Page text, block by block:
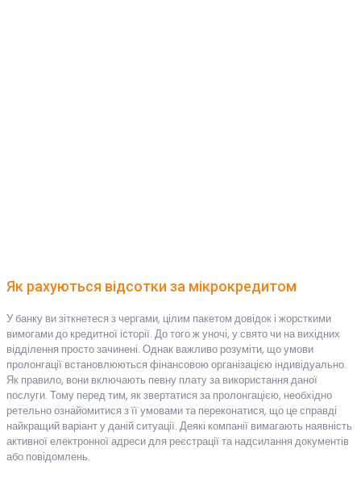
Як рахуються відсотки за мікрокредитом
У банку ви зіткнетеся з чергами, цілим пакетом довідок і жорсткими
вимогами до кредитної історії. До того ж уночі, у свято чи на вихідних
відділення просто зачинені. Однак важливо розуміти, що умови
пролонгації встановлюються фінансовою організацією індивідуально.
Як правило, вони включають певну плату за використання даної
послуги. Тому перед тим, як звертатися за пролонгацією, необхідно
ретельно ознайомитися з її умовами та переконатися, що це справді
найкращий варіант у даній ситуації. Деякі компанії вимагають наявність
активної електронної адреси для реєстрації та надсилання документів
або повідомлень.